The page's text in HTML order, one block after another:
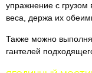
упражнение с грузом
веса, держа их
Также можно
гантелей